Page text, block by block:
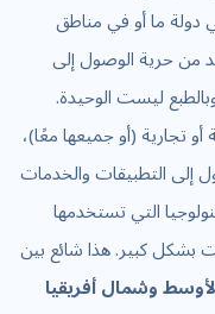
دولة ما أو في مناطق
من حرية الوصول إلى
ليست الوحيدة.
تجارية (أو جميعها معًا)،
إلى التطبيقات والخدمات
التي تستخدمها
بشكل كبير. هذا شائع بين
وشمال أفريقيا